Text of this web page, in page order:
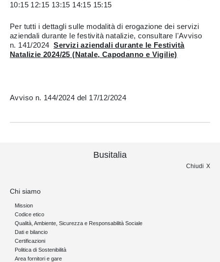
10:15 12:15 13:15 14:15 15:15
Per tutti i dettagli sulle modalità di erogazione dei servizi
aziendali durante le festività natalizie, consultare l'Avviso
n. 141/2024Servizi aziendali durante le Festività
Natalizie 2024/25 (Natale, Capodanno e Vigilie)
Avviso n. 144/2024 del 17/12/2024
Busitalia
Chiudi
Chi siamo
Mission
Codice etico
Qualità, Ambiente, Sicurezza e Responsabilità Sociale
Dati e bilancio
Certificazioni
Politica di Sostenibilità
Area fornitori e gare